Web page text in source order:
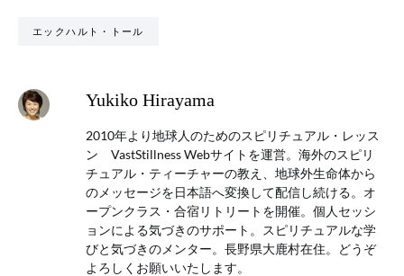
エックハルト・トール
Yukiko Hirayama
2010年より地球人のためのスピリチュアル・レッス
ン VastStillness Webサイトを運営。海外のスピリ
チュアル・ティーチャーの教え、地球外生命体から
のメッセージを日本語へ変換して配信し続ける。オ
ープンクラス・合宿リトリートを開催。個人セッシ
ョンによる気づきのサポート。スピリチュアルな学
びと気づきのメンター。長野県大鹿村在住。どうぞ
よろしくお願いいたします。